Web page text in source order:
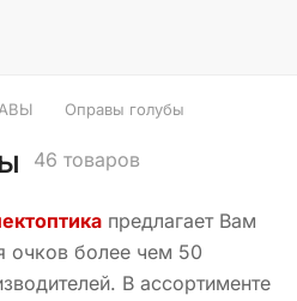
Оправы голубы
46 товаров
предлагает Вам
очков более чем 50
В ассортименте